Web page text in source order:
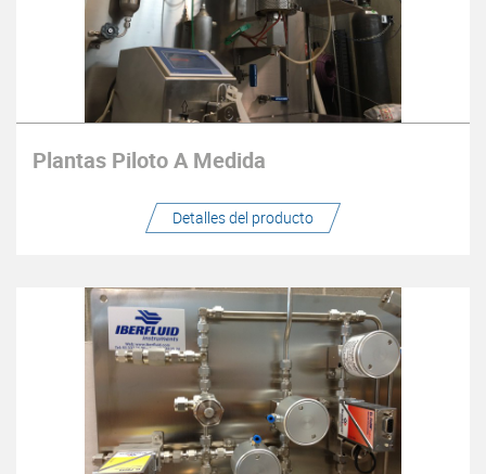
Plantas Piloto A Medida
Detalles del producto